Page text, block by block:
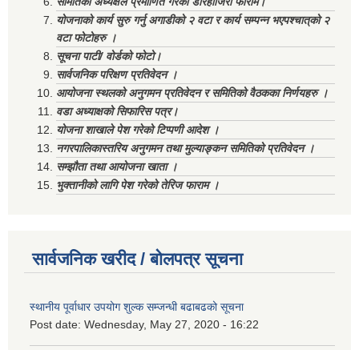
योजनाको कार्य सुरु गर्नु अगाडीको २ वटा र कार्य सम्पन्न भएपश्चात्‌को २
वटा फोटोहरु ।
सूचना पाटी/ वोर्डको फोटो।
सार्वजनिक परिक्षण प्रतिवेदन ।
आयोजना स्थलको अनुगमन प्रतिवेदन र समितिको वैठकका निर्णयहरु ।
वडा अध्याक्षको सिफारिस पत्र।
योजना शाखाले पेश गरेको टिप्पणी आदेश ।
नगरपालिकास्तरिय अनुगमन तथा मुल्याङ्कन समितिको प्रतिवेदन ।
सम्झौता तथा आयोजना खाता ।
भुक्तानीको लागि पेश गरेको तेरिज फाराम ।
सार्वजनिक खरीद / बोलपत्र सूचना
स्थानीय पूर्वाधार उपयोग शुल्क सम्जन्धी बढाबढको सूचना
Post date: Wednesday, May 27, 2020 - 16:22